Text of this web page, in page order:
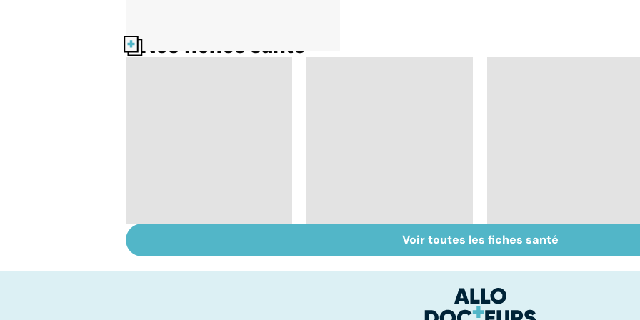
Nos fiches santé
les papillomavirus
Glandes salivaires :
les tumeurs de la
Peut-on soigner les
acouphènes ?
Voir toutes les fiches santé